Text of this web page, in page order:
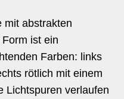
mit abstrakten
ist ein
Farben: links
rötlich mit einem
Lichtspuren verlaufen